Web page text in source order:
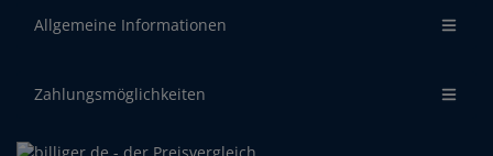
Allgemeine Informationen
Zahlungsmöglichkeiten